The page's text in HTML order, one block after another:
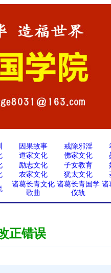
因果故事 戒除邪淫
道家文化 佛家文化
励志文化 子女教育
农家文化 犹太文化
诸葛长青文化
歌曲
诸葛长青国学
仪轨
诸
正错误